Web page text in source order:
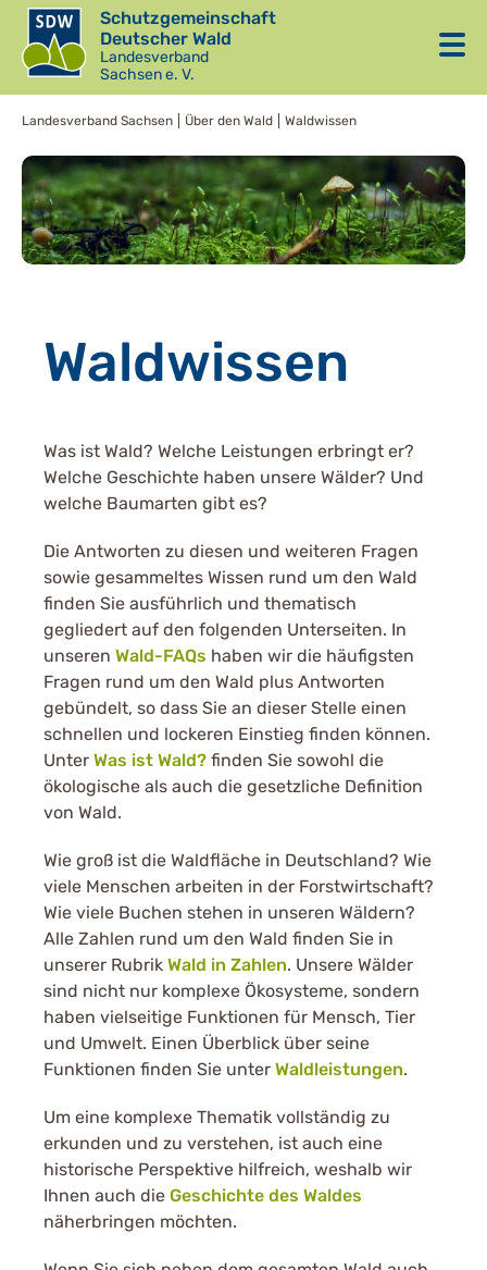
Schutzgemeinschaft
Deutscher Wald
Landesverband
Sachsen e. V.
Landesverband Sachsen Über den Wald Waldwissen
Waldwissen
Was ist Wald? Welche Leistungen erbringt er?
Welche Geschichte haben unsere Wälder? Und
welche Baumarten gibt es?
Die Antworten zu diesen und weiteren Fragen
sowie gesammeltes Wissen rund um den Wald
finden Sie ausführlich und thematisch
gegliedert auf den folgenden Unterseiten. In
unseren Wald-FAQs haben wir die häufigsten
Fragen rund um den Wald plus Antworten
gebündelt, so dass Sie an dieser Stelle einen
schnellen und lockeren Einstieg finden können.
Unter Was ist Wald? finden Sie sowohl die
ökologische als auch die gesetzliche Definition
von Wald.
Wie groß ist die Waldfläche in Deutschland? Wie
viele Menschen arbeiten in der Forstwirtschaft?
Wie viele Buchen stehen in unseren Wäldern?
Alle Zahlen rund um den Wald finden Sie in
unserer Rubrik Wald in Zahlen. Unsere Wälder
sind nicht nur komplexe Ökosysteme, sondern
haben vielseitige Funktionen für Mensch, Tier
und Umwelt. Einen Überblick über seine
Funktionen finden Sie unter Waldleistungen.
Um eine komplexe Thematik vollständig zu
erkunden und zu verstehen, ist auch eine
historische Perspektive hilfreich, weshalb wir
Ihnen auch die Geschichte des Waldes
näherbringen möchten.